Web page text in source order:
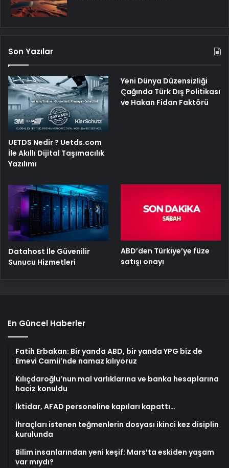
Son Yazılar
UETDS Nedir ? Uetds.com
İle Akıllı Dijital Taşımacılık
Yazılımı
Yeni Dünya Düzensizliği
Çağında Türk Dış Politikası
ve Hakan Fidan Faktörü
Datahost İle Güvenilir
Sunucu Hizmetleri
ABD’den Türkiye’ye füze
satışı onayı
En Güncel Haberler
Fatih Erbakan: Bir yanda ABD, bir yanda YPG biz de
Emevi Camii’nde namaz kılıyoruz
Kılıçdaroğlu’nun mal varlıklarına ve banka hesaplarına
haciz konuldu
İktidar, AFAD personeline kapıları kapattı…
İhraçları istenen teğmenlerin dosyası ikinci kez disiplin
kurulunda
Bilim insanlarından yeni keşif: Mars’ta eskiden yaşam
var mıydı?